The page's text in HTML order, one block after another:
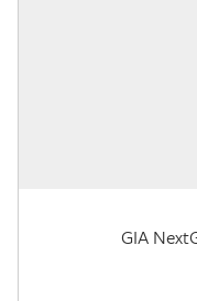
GIA